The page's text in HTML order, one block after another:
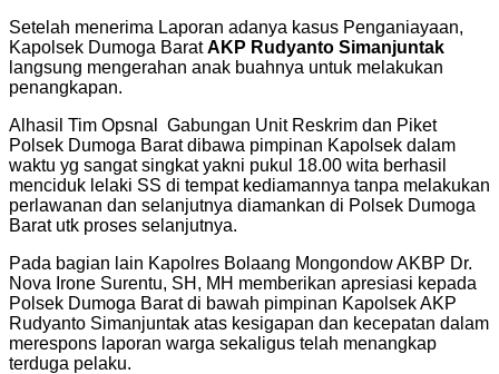
Setelah menerima Laporan adanya kasus Penganiayaan,
Kapolsek Dumoga BaratAKP Rudyanto Simanjuntak
langsung mengerahan anak buahnya untuk melakukan
penangkapan.
Alhasil Tim Opsnal Gabungan Unit Reskrim dan Piket
Polsek Dumoga Barat dibawa pimpinan Kapolsek dalam
waktu yg sangat singkat yakni pukul 18.00 wita berhasil
menciduk lelaki SS di tempat kediamannya tanpa melakukan
perlawanan dan selanjutnya diamankan di Polsek Dumoga
Barat utk proses selanjutnya.
Pada bagian lain Kapolres Bolaang Mongondow AKBP Dr.
Nova Irone Surentu, SH, MH memberikan apresiasi kepada
Polsek Dumoga Barat di bawah pimpinan Kapolsek AKP
Rudyanto Simanjuntak atas kesigapan dan kecepatan dalam
merespons laporan warga sekaligus telah menangkap
terduga pelaku.